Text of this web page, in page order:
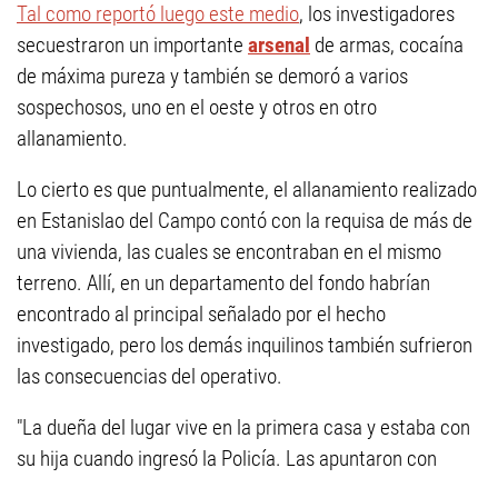
Tal como reportó luego este medio, los investigadores
secuestraron un importante arsenal de armas, cocaína
de máxima pureza y también se demoró a varios
sospechosos, uno en el oeste y otros en otro
allanamiento.
Lo cierto es que puntualmente, el allanamiento realizado
en Estanislao del Campo contó con la requisa de más de
una vivienda, las cuales se encontraban en el mismo
terreno. Allí, en un departamento del fondo habrían
encontrado al principal señalado por el hecho
investigado, pero los demás inquilinos también sufrieron
las consecuencias del operativo.
"La dueña del lugar vive en la primera casa y estaba con
su hija cuando ingresó la Policía. Las apuntaron con